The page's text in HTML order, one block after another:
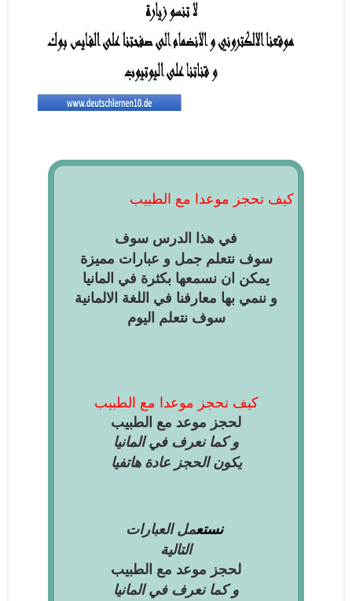
كيف تحجز موعدا مع الطبيب
في هذا الدرس سوف
سوف نتعلم جمل و عبارات مميزة
يمكن ان نسمعها بكثرة في المانيا
و ننمي بها معارفنا في اللغة الالمانية
سوف نتعلم اليوم
كيف تحجز موعدا مع الطبيب
لحجز موعد مع الطبيب
و كما نعرف في المانيا
يكون الحجز عادة هاتفيا
نستعمل العبارات
التالية
لحجز موعد مع الطبيب
و كما نعرف في المانيا